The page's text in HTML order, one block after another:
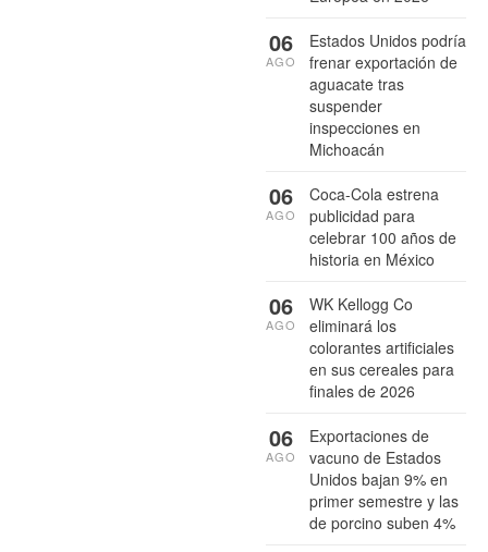
Estados Unidos podría
frenar exportación de
aguacate tras
suspender
inspecciones en
Michoacán
06
AGO
Coca-Cola estrena
publicidad para
celebrar 100 años de
historia en México
06
AGO
WK Kellogg Co
eliminará los
colorantes artificiales
en sus cereales para
finales de 2026
06
AGO
Exportaciones de
vacuno de Estados
Unidos bajan 9% en
primer semestre y las
de porcino suben 4%
06
AGO